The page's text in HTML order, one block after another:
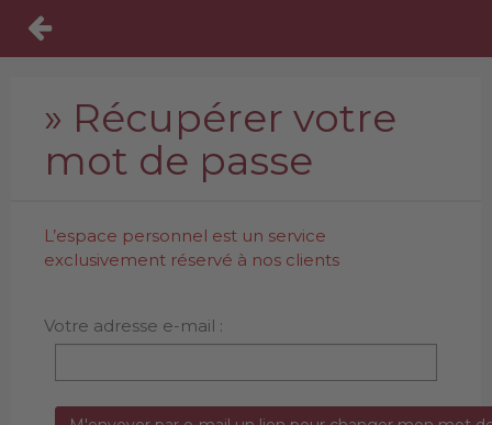
» Récupérer votre
mot de passe
L’espace personnel est un service
exclusivement réservé à nos clients
Votre adresse e-mail :